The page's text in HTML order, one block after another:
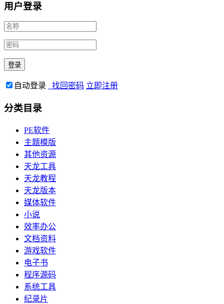
用户登录
自动登录 找回密码 立即注册
分类目录
PE软件
主题模版
其他资源
天龙工具
天龙教程
天龙版本
媒体软件
小说
效率办公
文档资料
游戏软件
电子书
程序源码
系统工具
纪录片